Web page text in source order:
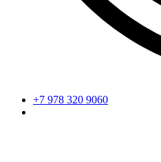
+7 978 320 9060